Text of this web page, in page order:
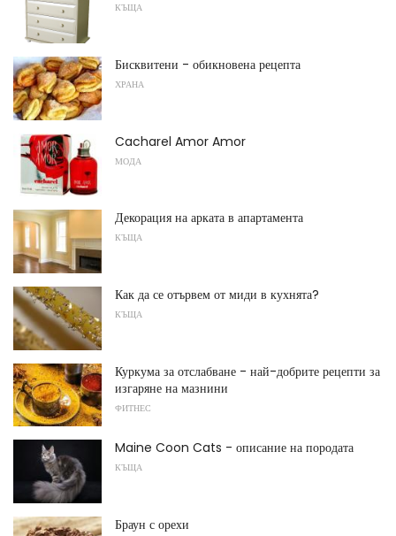
КЪЩА
Бисквитени - обикновена рецепта
ХРАНА
Cacharel Amor Amor
МОДА
Декорация на арката в апартамента
КЪЩА
Как да се отървем от миди в кухнята?
КЪЩА
Куркума за отслабване - най-добрите рецепти за
изгаряне на мазнини
ФИТНЕС
Maine Coon Cats - описание на породата
КЪЩА
Браун с орехи